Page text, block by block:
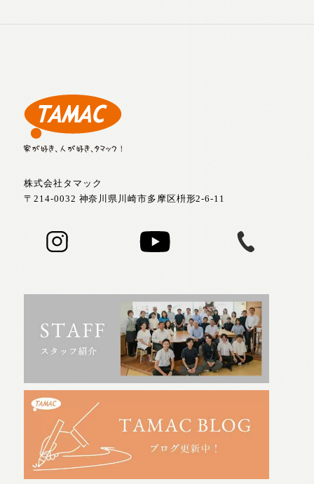
株式会社タマック
〒214-0032 神奈川県川崎市多摩区枡形2-6-11